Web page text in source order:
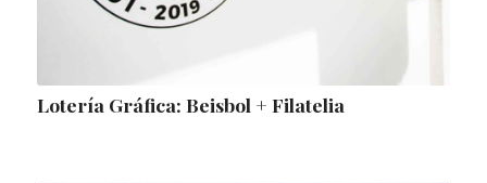
Lotería Gráfica: Beisbol + Filatelia